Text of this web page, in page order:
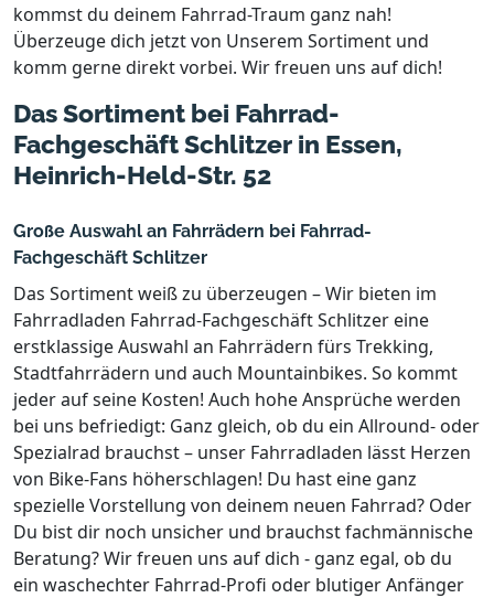
kommst du deinem Fahrrad-Traum ganz nah!
Überzeuge dich jetzt von Unserem Sortiment und
komm gerne direkt vorbei. Wir freuen uns auf dich!
Das Sortiment bei Fahrrad-
Fachgeschäft Schlitzer in Essen,
Heinrich-Held-Str. 52
Große Auswahl an Fahrrädern bei Fahrrad-
Fachgeschäft Schlitzer
Das Sortiment weiß zu überzeugen – Wir bieten im
Fahrradladen Fahrrad-Fachgeschäft Schlitzer eine
erstklassige Auswahl an Fahrrädern fürs Trekking,
Stadtfahrrädern und auch Mountainbikes. So kommt
jeder auf seine Kosten! Auch hohe Ansprüche werden
bei uns befriedigt: Ganz gleich, ob du ein Allround- oder
Spezialrad brauchst – unser Fahrradladen lässt Herzen
von Bike-Fans höherschlagen! Du hast eine ganz
spezielle Vorstellung von deinem neuen Fahrrad? Oder
Du bist dir noch unsicher und brauchst fachmännische
Beratung? Wir freuen uns auf dich - ganz egal, ob du
ein waschechter Fahrrad-Profi oder blutiger Anfänger